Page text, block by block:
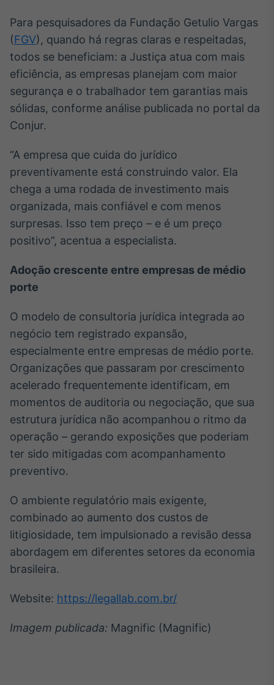
Para pesquisadores da Fundação Getulio Vargas
(FGV), quando há regras claras e respeitadas,
todos se beneficiam: a Justiça atua com mais
eficiência, as empresas planejam com maior
segurança e o trabalhador tem garantias mais
sólidas, conforme análise publicada no portal da
Conjur.
“A empresa que cuida do jurídico
preventivamente está construindo valor. Ela
chega a uma rodada de investimento mais
organizada, mais confiável e com menos
surpresas. Isso tem preço – e é um preço
positivo”, acentua a especialista.
Adoção crescente entre empresas de médio
porte
O modelo de consultoria jurídica integrada ao
negócio tem registrado expansão,
especialmente entre empresas de médio porte.
Organizações que passaram por crescimento
acelerado frequentemente identificam, em
momentos de auditoria ou negociação, que sua
estrutura jurídica não acompanhou o ritmo da
operação – gerando exposições que poderiam
ter sido mitigadas com acompanhamento
preventivo.
O ambiente regulatório mais exigente,
combinado ao aumento dos custos de
litigiosidade, tem impulsionado a revisão dessa
abordagem em diferentes setores da economia
brasileira.
Website: https://legallab.com.br/
Imagem publicada: Magnific (Magnific)